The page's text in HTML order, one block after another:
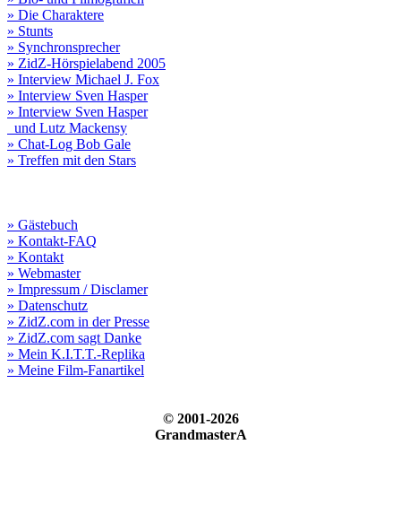
» Die Charaktere
» Stunts
» Synchronsprecher
» ZidZ-Hörspielabend 2005
» Interview Michael J. Fox
» Interview Sven Hasper
» Interview Sven Hasper
und Lutz Mackensy
» Chat-Log Bob Gale
» Treffen mit den Stars
» Gästebuch
» Kontakt-FAQ
» Kontakt
» Webmaster
» Impressum / Disclamer
» Datenschutz
» ZidZ.com in der Presse
» ZidZ.com sagt Danke
» Mein K.I.T.T.-Replika
» Meine Film-Fanartikel
© 2001-2026
GrandmasterA